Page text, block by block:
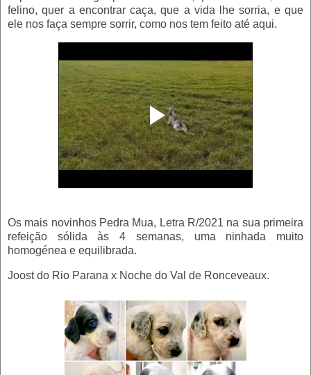
felino, quer a encontrar caça, que a vida lhe sorria, e que
ele nos faça sempre sorrir, como nos tem feito até aqui.
Os mais novinhos Pedra Mua, Letra R/2021 na sua primeira
refeição sólida às 4 semanas, uma ninhada muito
homogénea e equilibrada.
Joost do Rio Parana x Noche do Val de Ronceveaux.